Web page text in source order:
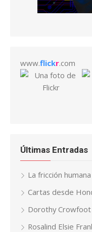
www.flickr.com
Últimas Entradas
La fricción
Cartas desde
Dorothy Crowfoot
Rosalind Elsie